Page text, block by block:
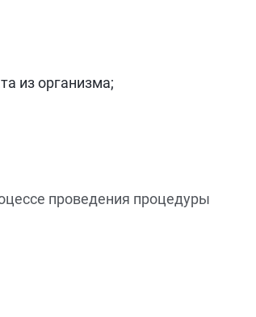
из организма;
проведения процедуры